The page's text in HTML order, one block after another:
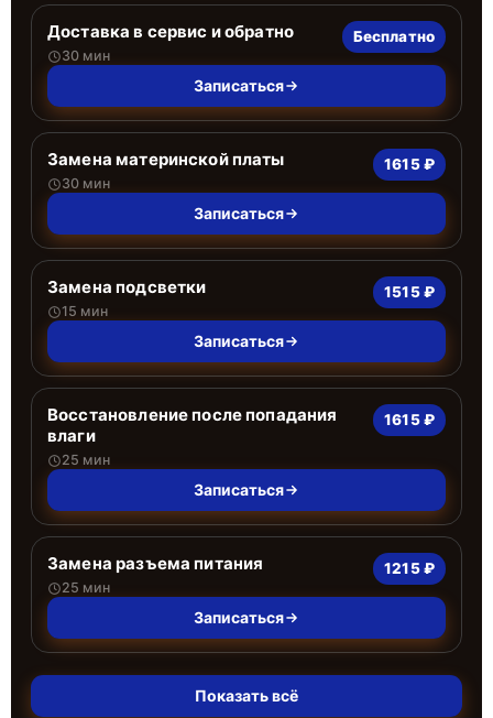
Доставка в сервис и обратно
30 мин
Бесплатно
Записаться
Замена материнской платы
30 мин
1615 ₽
Записаться
Замена подсветки
15 мин
1515 ₽
Записаться
Восстановление после попадания
влаги
25 мин
1615 ₽
Записаться
Замена разъема питания
25 мин
1215 ₽
Записаться
Показать всё